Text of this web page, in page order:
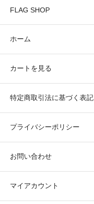
FLAG SHOP
ホーム
カートを見る
特定商取引法に基づく表記
プライバシーポリシー
お問い合わせ
マイアカウント